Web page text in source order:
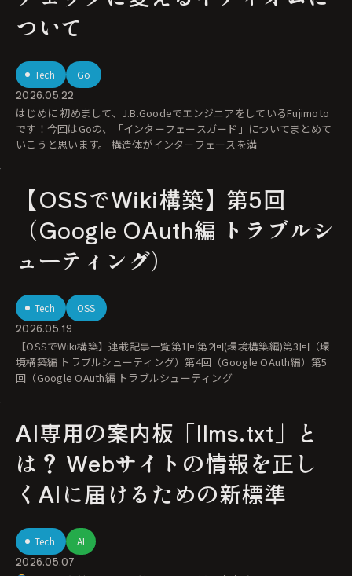
ついて
Tech Go
2026.05.22
はじめに 初めまして、J.B.GoodeでエンジニアをしているFujimoto
です！今回はGoの、「インターフェースガード」についてまとめて
いこうと思います。 構造体がインターフェースを満
【OSSでWiki構築】第5回
（Google OAuth編 トラブルシ
ューティング）
Tech OSS
2026.05.19
【OSSでWiki構築】連載記事一覧第1回第2回(環境構築編)第3回（環
境構築編 トラブルシューティング）第4回（Google OAuth編）第5
回（Google OAuth編 トラブルシューティング
AI専用の案内板「llms.txt」と
は？ Webサイトの情報を正し
くAIに届けるための新標準
Tech AI
2026.05.07